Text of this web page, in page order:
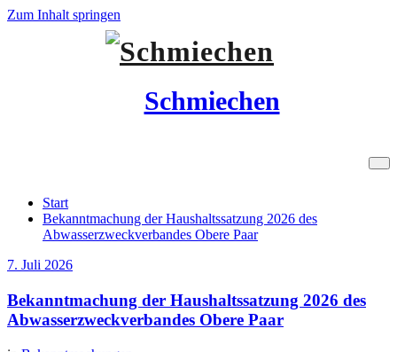
Zum Inhalt springen
Schmiechen
Start
Bekanntmachung der Haushaltssatzung 2026 des
Abwasserzweckverbandes Obere Paar
7. Juli 2026
Bekanntmachung der Haushaltssatzung 2026 des
Abwasserzweckverbandes Obere Paar